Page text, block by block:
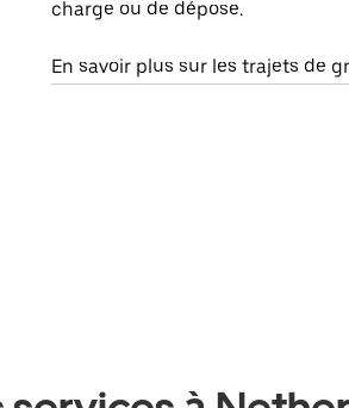
charge ou de dépose.
En savoir plus sur les trajets de